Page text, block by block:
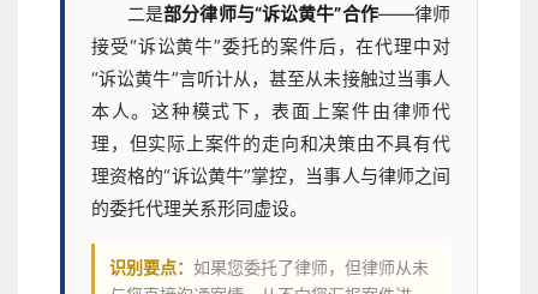
二是部分律师与“诉讼黄牛”合作——律师
接受“诉讼黄牛”委托的案件后，在代理中对
“诉讼黄牛”言听计从，甚至从未接触过当事人
本人。这种模式下，表面上案件由律师代
理，但实际上案件的走向和决策由不具有代
理资格的“诉讼黄牛”掌控，当事人与律师之间
的委托代理关系形同虚设。
识别要点： 如果您委托了律师，但律师从未